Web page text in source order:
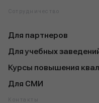
Сотрудничество
Для партнеров
Для учебных
Курсы повышения
Для СМИ
Контакты